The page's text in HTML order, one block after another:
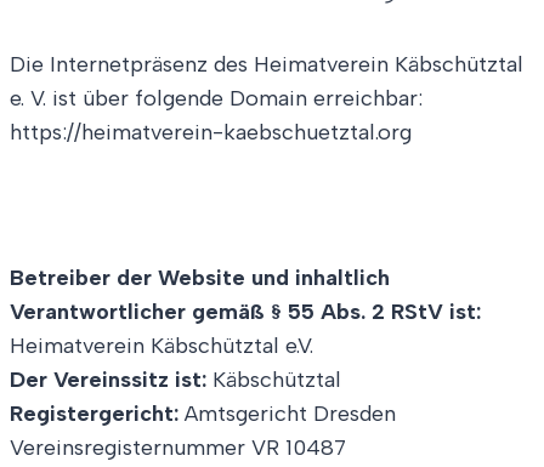
Die Internetpräsenz des Heimatverein Käbschütztal
e. V. ist über folgende Domain erreichbar:
https://heimatverein-kaebschuetztal.org
Betreiber der Website und inhaltlich
Verantwortlicher gemäß § 55 Abs. 2 RStV ist:
Heimatverein Käbschütztal e.V.
Der Vereinssitz ist: Käbschütztal
Registergericht: Amtsgericht Dresden
Vereinsregisternummer VR 10487